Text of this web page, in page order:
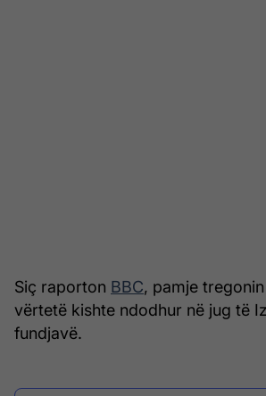
Siç raporton BBC, pamje
vërtetë kishte ndodhur në jug të
fundjavë.